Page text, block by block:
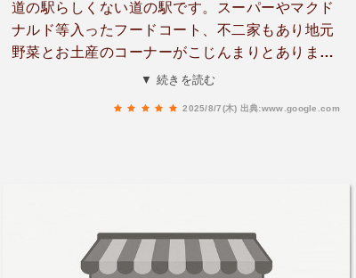
道の駅らしくない道の駅です。スーパーやマクド
ナルド等入ったフードコート、不二家もあり地元
野菜とお土産のコーナーがこじんまりとありま
す。スーパーで買い物して帰りたい方には良いと
▼ 続きを読む
2025/8/7(木) 出典:www.google.com